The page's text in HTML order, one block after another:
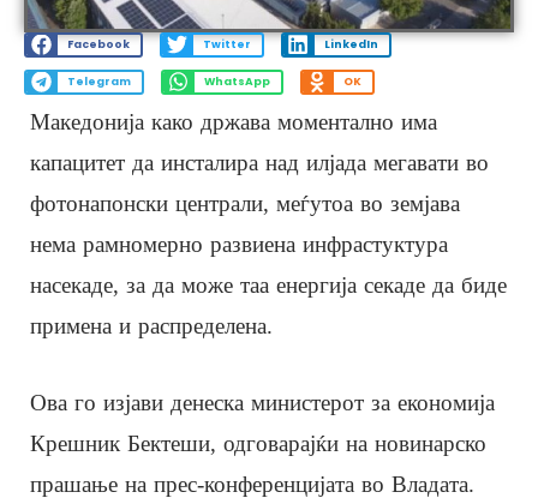
Facebook Twitter LinkedIn
Telegram WhatsApp OK
Македонија како држава моментално има
капацитет да инсталира над илјада мегавати во
фотонапонски централи, меѓутоа во земјава
нема рамномерно развиена инфрастуктура
насекаде, за да може таа енергија секаде да биде
примена и распределена.
Ова го изјави денеска министерот за економија
Крешник Бектеши, одговарајќи на новинарско
прашање на прес-конференцијата во Владата.